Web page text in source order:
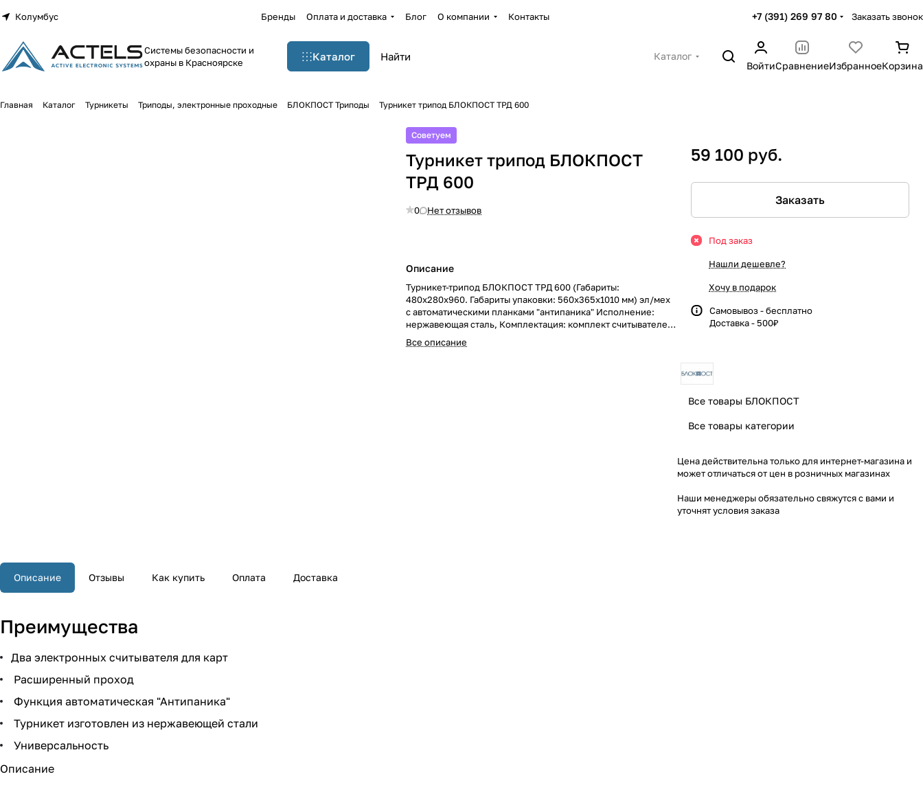
Колумбус Бренды Оплата и доставка Блог О компании Контакты +7 (391) 269 97 80 Заказать звонок
Системы безопасности и
охраны в Красноярске
Каталог
Каталог
ВойтиСравнениеИзбранноеКорзина
Главная Каталог Турникеты Триподы, электронные проходные БЛОКПОСТ Триподы Турникет трипод БЛОКПОСТ ТРД 600
Советуем
Турникет трипод БЛОКПОСТ
ТРД 600
0 Нет отзывов
Описание
Турникет-трипод БЛОКПОСТ ТРД 600 (Габариты:
480х280х960. Габариты упаковки: 560х365х1010 мм) эл/мех
с автоматическими планками "антипаника" Исполнение:
нержавеющая сталь, Комплектация: комплект считывателей
(HID, E-Marine), планки 600мм, пульт управления с кабелем,
ИК-пульт, всепогодное исполнение, "сухие контакты на
Все описание
59 100 руб.
Заказать
Под заказ
Нашли дешевле?
Хочу в подарок
Самовывоз - бесплатно
Доставка - 500₽
Все товары БЛОКПОСТ
Все товары категории
Цена действительна только для интернет-магазина и
может отличаться от цен в розничных магазинах
Наши менеджеры обязательно свяжутся с вами и
уточнят условия заказа
Описание Отзывы Как купить Оплата Доставка
Преимущества
Два электронных считывателя для карт
Расширенный проход
Функция автоматическая "Антипаника"
Турникет изготовлен из нержавеющей стали
Универсальность
Описание